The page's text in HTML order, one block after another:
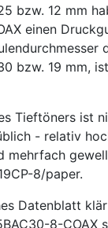
bzw. 12 mm
einen
bzw. 19 mm,
Tieftöners ist
- relativ
mehrfach
8/paper.
Datenblatt
8-COAX